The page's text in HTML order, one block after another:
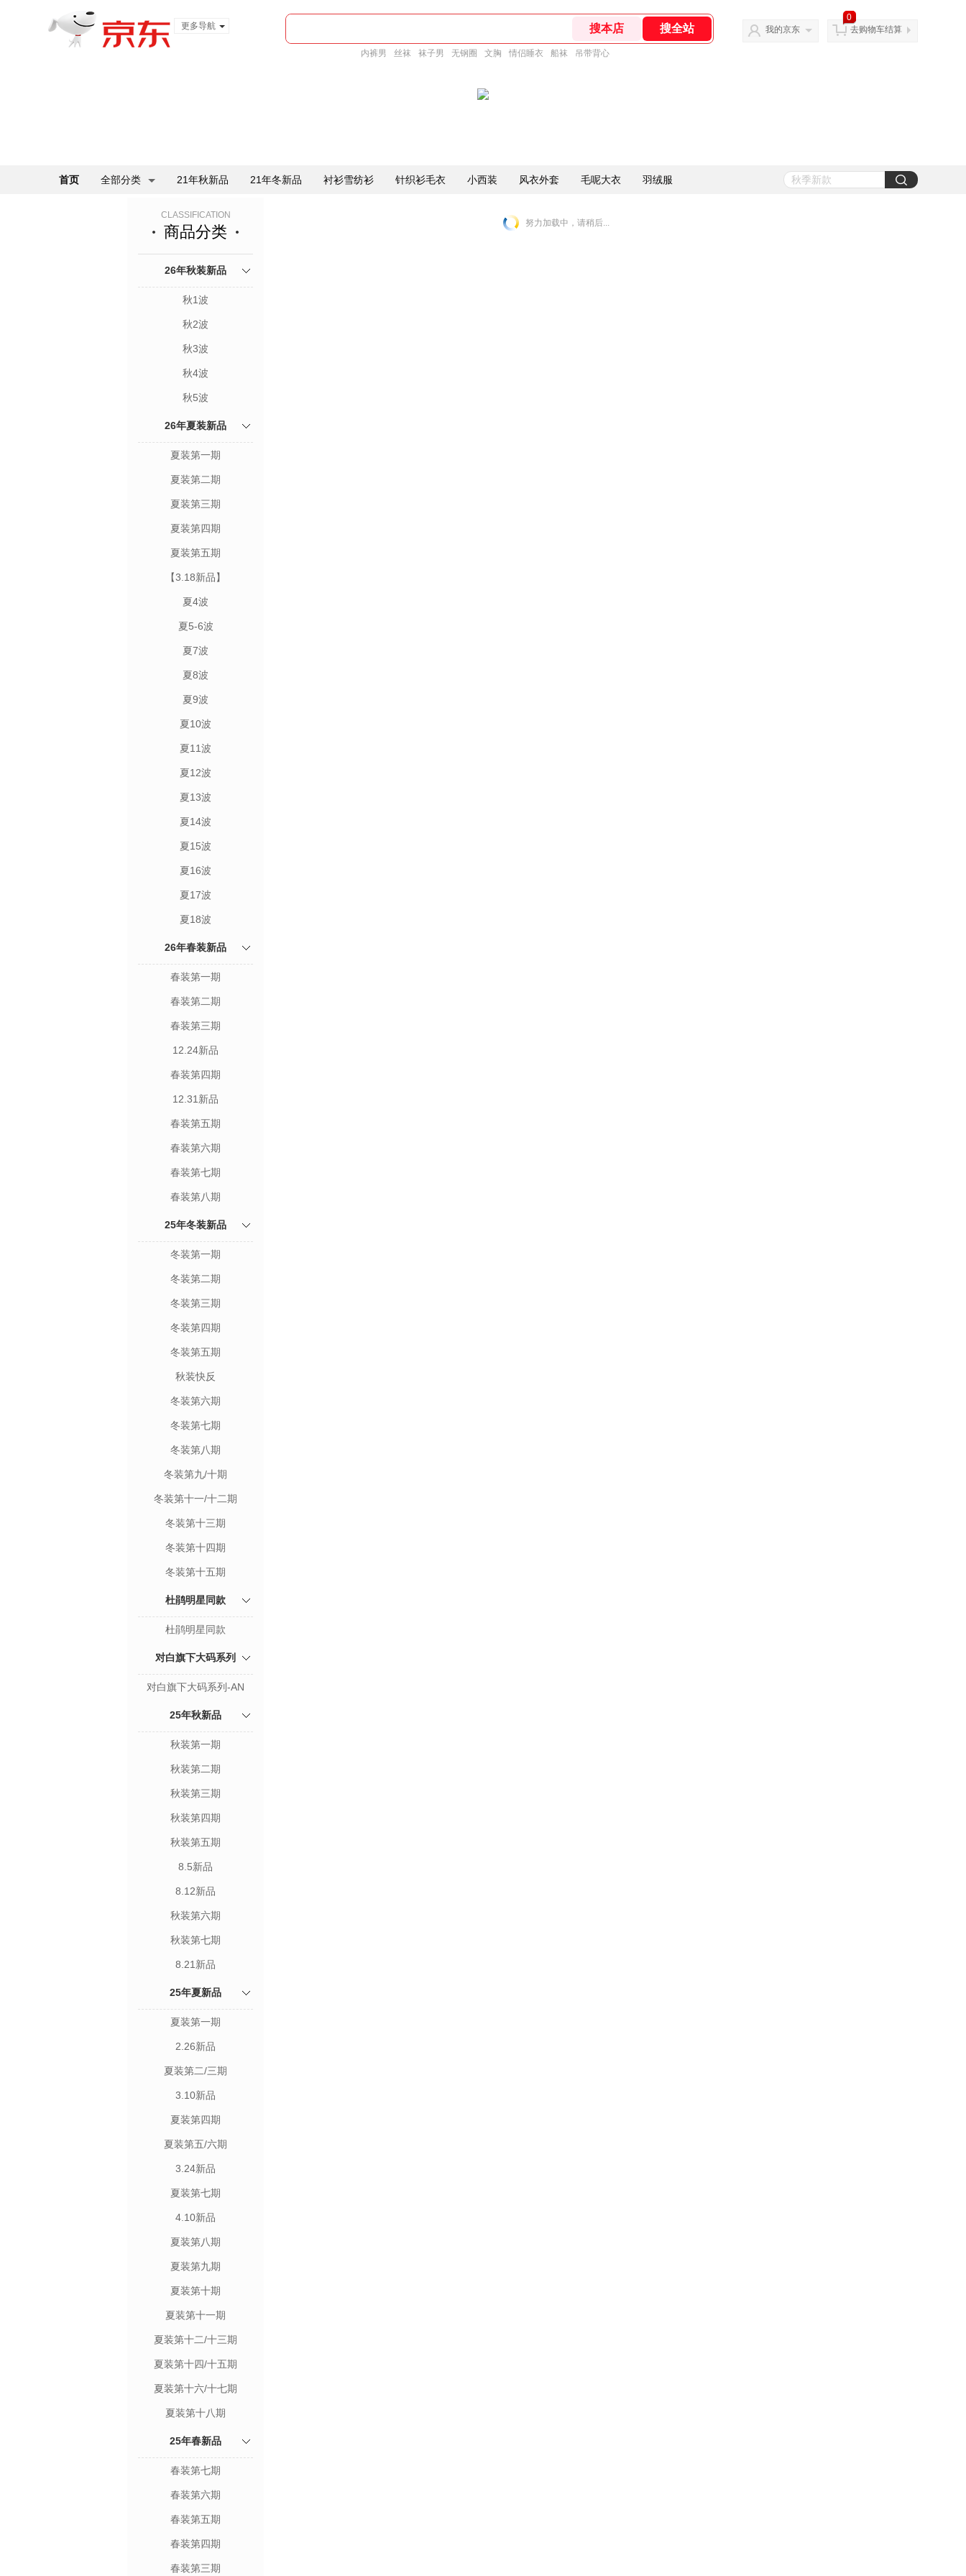
更多导航
内裤男 丝袜 袜子男 无钢圈 文胸 情侣睡衣 船袜 吊带背心
我的京东
0
去购物车结算
首页 全部分类 21年秋新品 21年冬新品 衬衫雪纺衫 针织衫毛衣 小西装 风衣外套 毛呢大衣 羽绒服
CLASSIFICATION
商品分类
26年秋装新品
秋1波
秋2波
秋3波
秋4波
秋5波
26年夏装新品
夏装第一期
夏装第二期
夏装第三期
夏装第四期
夏装第五期
【3.18新品】
夏4波
夏5-6波
夏7波
夏8波
夏9波
夏10波
夏11波
夏12波
夏13波
夏14波
夏15波
夏16波
夏17波
夏18波
26年春装新品
春装第一期
春装第二期
春装第三期
12.24新品
春装第四期
12.31新品
春装第五期
春装第六期
春装第七期
春装第八期
25年冬装新品
冬装第一期
冬装第二期
冬装第三期
冬装第四期
冬装第五期
秋装快反
冬装第六期
冬装第七期
冬装第八期
冬装第九/十期
冬装第十一/十二期
冬装第十三期
冬装第十四期
冬装第十五期
杜鹃明星同款
杜鹃明星同款
对白旗下大码系列
对白旗下大码系列-AN
25年秋新品
秋装第一期
秋装第二期
秋装第三期
秋装第四期
秋装第五期
8.5新品
8.12新品
秋装第六期
秋装第七期
8.21新品
25年夏新品
夏装第一期
2.26新品
夏装第二/三期
3.10新品
夏装第四期
夏装第五/六期
3.24新品
夏装第七期
4.10新品
夏装第八期
夏装第九期
夏装第十期
夏装第十一期
夏装第十二/十三期
夏装第十四/十五期
夏装第十六/十七期
夏装第十八期
25年春新品
春装第七期
春装第六期
春装第五期
春装第四期
春装第三期
努力加载中，请稍后...